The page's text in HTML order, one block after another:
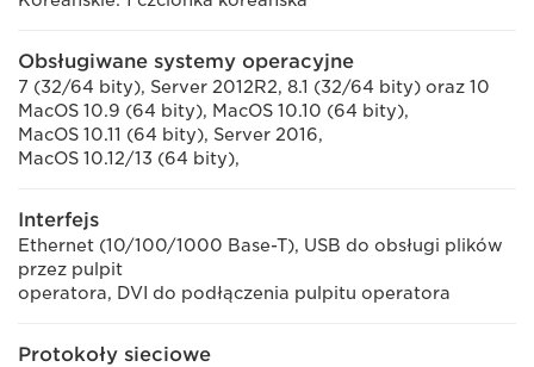
Obsługiwane systemy operacyjne
7 (32/64 bity), Server 2012R2, 8.1 (32/64 bity) oraz 10
MacOS 10.9 (64 bity), MacOS 10.10 (64 bity),
MacOS 10.11 (64 bity), Server 2016,
MacOS 10.12/13 (64 bity),
Interfejs
Ethernet (10/100/1000 Base-T), USB do obsługi plików
przez pulpit
operatora, DVI do podłączenia pulpitu operatora
Protokoły sieciowe